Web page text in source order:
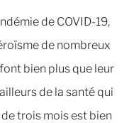
de COVID-19,
de nombreux
bien plus que leur
de la santé qui
trois mois est bien